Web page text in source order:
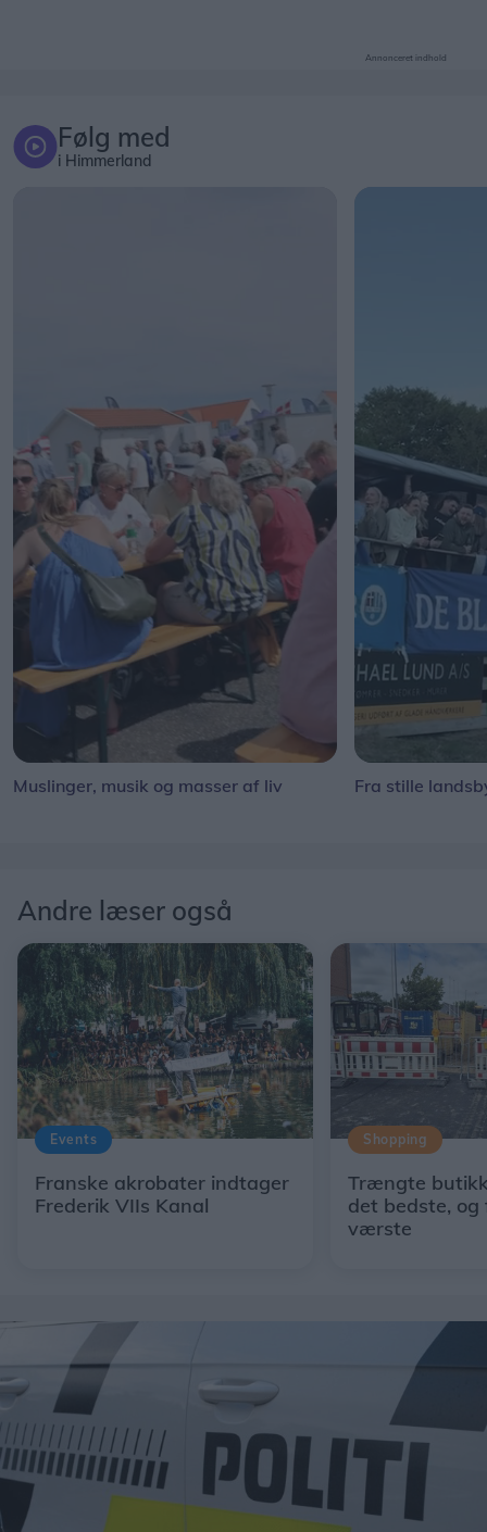
Annonceret indhold
Følg med
i Himmerland
Muslinger, musik og masser af liv Fra stille
Andre læser også
Events
Franske akrobater indtager
Frederik VIIs Kanal
Shopping
Trængte
det bedste,
værste